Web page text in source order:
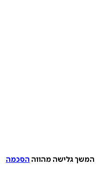
המשך גלישה מהווה הסכמה